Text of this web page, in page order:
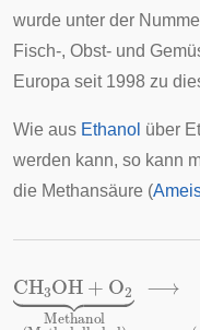
wurde unter der
Fisch-, Obst- und
Europa seit 1998 zu
Wie aus Ethanol über
werden kann, so kann
die Methansäure (
CH 3OH O2